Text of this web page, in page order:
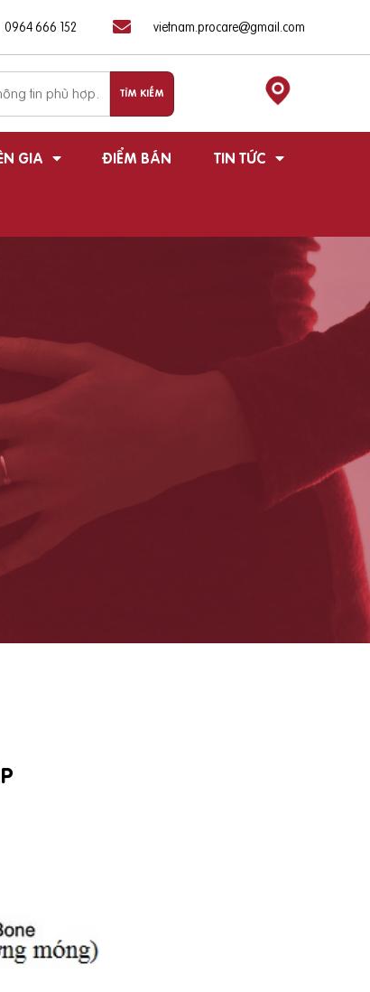
0964 666 152 vietnam.procare@gmail.com
GIA ĐIỂM BÁN TIN TỨC